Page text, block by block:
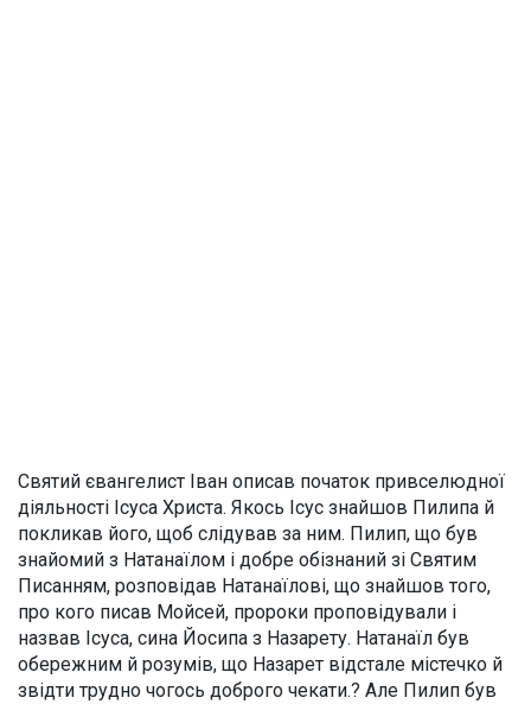
Святий євангелист Іван описав початок привселюдної
діяльності Ісуса Христа. Якось Ісус знайшов Пилипа й
покликав його, щоб слідував за ним. Пилип, що був
знайомий з Натанаїлом і добре обізнаний зі Святим
Писанням, розповідав Натанаїлові, що знайшов того,
про кого писав Мойсей, пророки проповідували і
назвав Ісуса, сина Йосипа з Назарету. Натанаїл був
обережним й розумів, що Назарет відстале містечко й
звідти трудно чогось доброго чекати.? Але Пилип був